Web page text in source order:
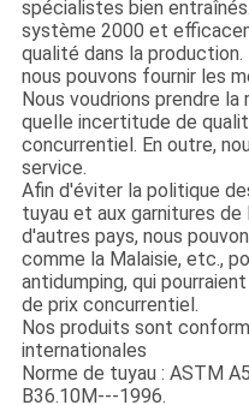
spécialistes bien
système 2000 et
qualité dans la
nous pouvons fournir les
Nous voudrions prendre
quelle incertitude de
concurrentiel. En outre,
service.
Afin d'éviter la politique
tuyau et aux garnitures
d'autres pays, nous
comme la Malaisie, etc.,
antidumping, qui
de prix concurrentiel.
Nos produits sont
internationales
Norme de tuyau : ASTM
B36.10M---1996.